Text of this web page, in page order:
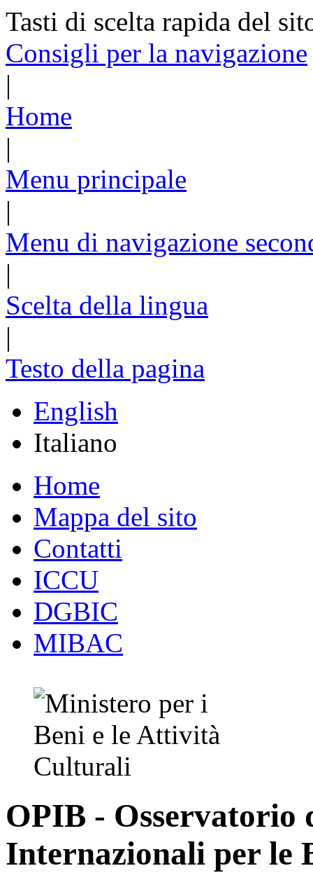
Tasti di scelta rapida del
Consigli per la navigazione
|
Home
|
Menu principale
|
Menu di navigazione
|
Scelta della lingua
|
Testo della pagina
English
Italiano
Home
Mappa del sito
Contatti
ICCU
DGBIC
MIBAC
OPIB - Osservatorio
Internazionali per le